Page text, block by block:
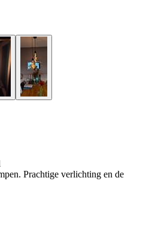
Prachtige verlichting en de